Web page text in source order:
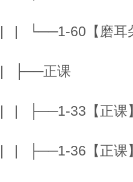
| | └──1-60【磨耳
| ├──正课
| | ├──1-33【正课
| | ├──1-36【正课